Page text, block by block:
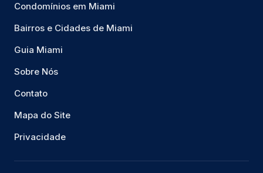
Condomínios em Miami
Bairros e Cidades de Miami
Guia Miami
Sobre Nós
Contato
Mapa do Site
Privacidade